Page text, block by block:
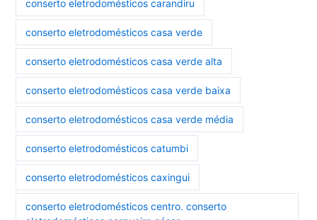
conserto eletrodomésticos carandiru
conserto eletrodomésticos casa verde
conserto eletrodomésticos casa verde alta
conserto eletrodomésticos casa verde baixa
conserto eletrodomésticos casa verde média
conserto eletrodomésticos catumbi
conserto eletrodomésticos caxingui
conserto eletrodomésticos centro. conserto